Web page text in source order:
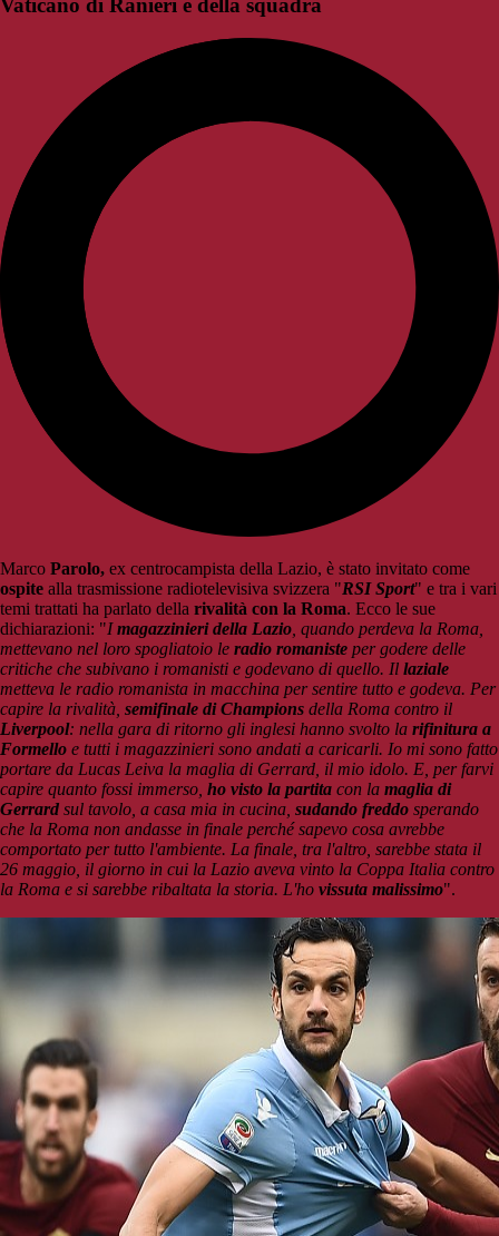
Vaticano di Ranieri e della squadra
Marco Parolo, ex centrocampista della Lazio, è stato invitato come
ospite alla trasmissione radiotelevisiva svizzera "RSI Sport" e tra i vari
temi trattati ha parlato della rivalità con la Roma. Ecco le sue
dichiarazioni: "Imagazzinieri della Lazio, quando perdeva la Roma,
mettevano nel loro spogliatoio le radio romaniste per godere delle
critiche che subivano i romanisti e godevano di quello. Il laziale
metteva le radio romanista in macchina per sentire tutto e godeva. Per
capire la rivalità, semifinale di Champions della Roma contro il
Liverpool: nella gara di ritorno gli inglesi hanno svolto la rifinitura a
Formello e tutti i magazzinieri sono andati a caricarli. Io mi sono fatto
portare da Lucas Leiva la maglia di Gerrard, il mio idolo. E, per farvi
capire quanto fossi immerso, ho visto la partita con la maglia di
Gerrard sul tavolo, a casa mia in cucina, sudando freddo sperando
che la Roma non andasse in finale perché sapevo cosa avrebbe
comportato per tutto l'ambiente. La finale, tra l'altro, sarebbe stata il
26 maggio, il giorno in cui la Lazio aveva vinto la Coppa Italia contro
la Roma e si sarebbe ribaltata la storia. L'ho vissuta malissimo".